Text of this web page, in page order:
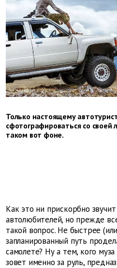
Только настоящему
сфотографироваться со
таком вот фоне.
Как это ни прискорбно
автолюбителей, но прежде
такой вопрос. Не быстрее
запланированный путь
самолете? Ну а тем, кого
зовет именно за руль,